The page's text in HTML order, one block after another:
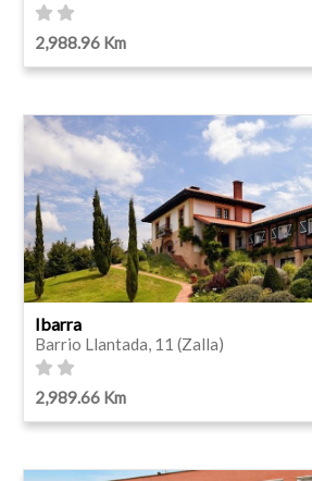
2,988.96 Km
Ibarra
Barrio Llantada, 11 (Zalla)
2,989.66 Km